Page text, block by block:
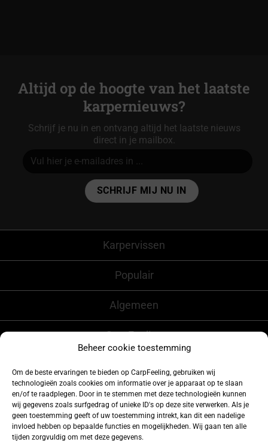
Beheer cookie toestemming
Om de beste ervaringen te bieden op CarpFeeling, gebruiken wij
technologieën zoals cookies om informatie over je apparaat op te slaan
en/of te raadplegen. Door in te stemmen met deze technologieën kunnen
wij gegevens zoals surfgedrag of unieke ID's op deze site verwerken. Als je
geen toestemming geeft of uw toestemming intrekt, kan dit een nadelige
invloed hebben op bepaalde functies en mogelijkheden. Wij gaan ten alle
tijden zorgvuldig om met deze gegevens.
Altijd op de hoogte van het laatste
karpernieuws?
Schrijf je nu in en ontvang altijd het laatste nieuws
direct in je mailbox.
Karpervissen
Populair
Algemeen
CarpFeeling
Volg ons ook op